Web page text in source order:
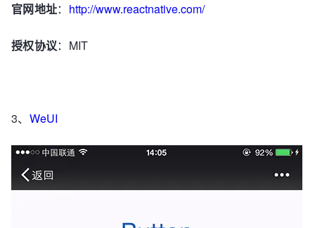
官网地址： http://www.reactnative.com/
授权协议：MIT
3、 WeUI